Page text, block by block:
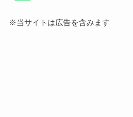
※当サイトは広告を含みます